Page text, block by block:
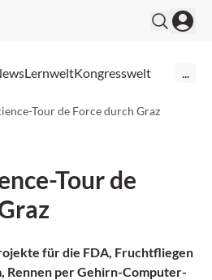
LernweltKongresswelt
Tour de Force durch Graz
Tour de
für die FDA, Fruchtfliegen
Rennen per Gehirn-Computer-